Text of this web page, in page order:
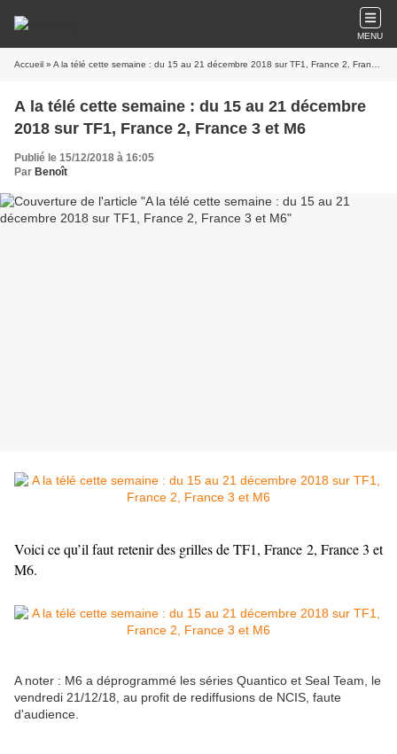
MENU
Accueil » A la télé cette semaine : du 15 au 21 décembre 2018 sur TF1, France 2, France 3 et M6
A la télé cette semaine : du 15 au 21 décembre
2018 sur TF1, France 2, France 3 et M6
Publié le 15/12/2018 à 16:05
Par Benoît
Voici ce qu’il faut retenir des grilles de TF1, France 2, France 3 et
M6.
A noter : M6 a déprogrammé les séries Quantico et Seal Team, le
vendredi 21/12/18, au profit de rediffusions de NCIS, faute
d'audience.